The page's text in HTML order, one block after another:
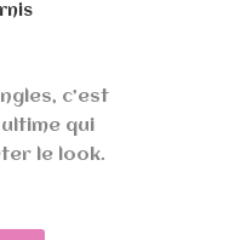
c’est
qui
le look.